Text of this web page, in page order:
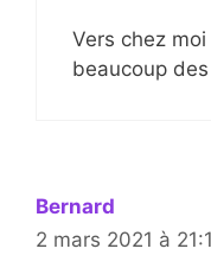
Vers chez
beaucoup
Bernard
2 mars 2021 à